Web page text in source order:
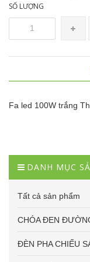
SỐ LƯỢNG
Fa led 100W trắng
DANH MỤC
Tất cả sản phẩm
CHÓA ĐEN
ĐÈN PHA CHIẾU